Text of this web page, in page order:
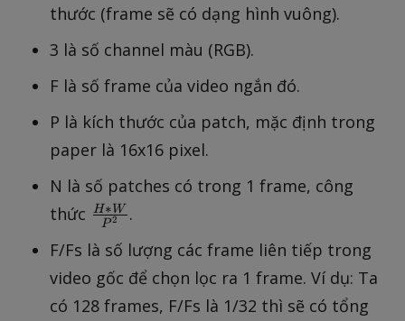
thước (frame sẽ có dạng hình vuông).
3 là số channel màu (RGB).
F là số frame của video ngắn đó.
P là kích thước của patch, mặc định trong
paper là 16x16 pixel.
N là số patches có trong 1 frame, công
thức \f
c{
H
*
P2
H∗W .
F/Fs là số lượng các frame liên tiếp trong
video gốc để chọn lọc ra 1 frame. Ví dụ: Ta
có 128 frames, F/Fs là 1/32 thì sẽ có tổng